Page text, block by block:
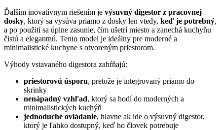
Ďalším inovatívnym riešením je výsuvný digestor z pracovnej
dosky, ktorý sa vysúva priamo z dosky len vtedy, keď je potrebný,
a po použití sa úplne zasunie, čím ušetrí miesto a zanechá kuchyňu
čistú a elegantnú. Tento model je ideálny pre moderné a
minimalistické kuchyne s otvoreným priestorom.
Výhody vstavaného digestora zahŕňajú:
priestorovú úsporu, pretože je integrovaný priamo do
skrinky
nenápadný vzhľad, ktorý sa hodí do moderných a
minimalistických kuchýň
jednoduché ovládanie, hlavne ak ide o výsuvný digestor,
ktorý je ľahko dostupný, keď ho človek potrebuje